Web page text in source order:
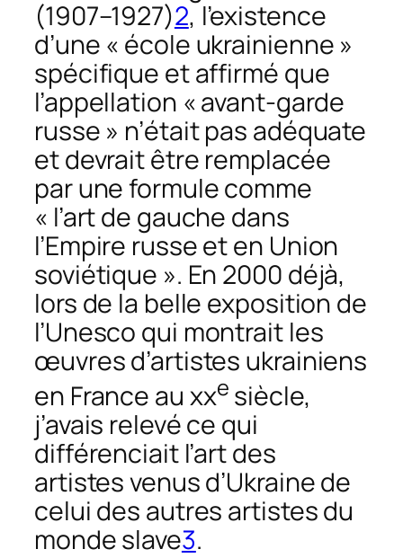
(1907–1927)2, l’existence
d’une « école ukrainienne »
spécifique et affirmé que
l’appellation « avant-garde
russe » n’était pas adéquate
et devrait être remplacée
par une formule comme
« l’art de gauche dans
l’Empire russe et en Union
soviétique ». En 2000 déjà,
lors de la belle exposition de
l’Unesco qui montrait les
œuvres d’artistes ukrainiens
en France au xxe siècle,
j’avais relevé ce qui
différenciait l’art des
artistes venus d’Ukraine de
celui des autres artistes du
monde slave3.